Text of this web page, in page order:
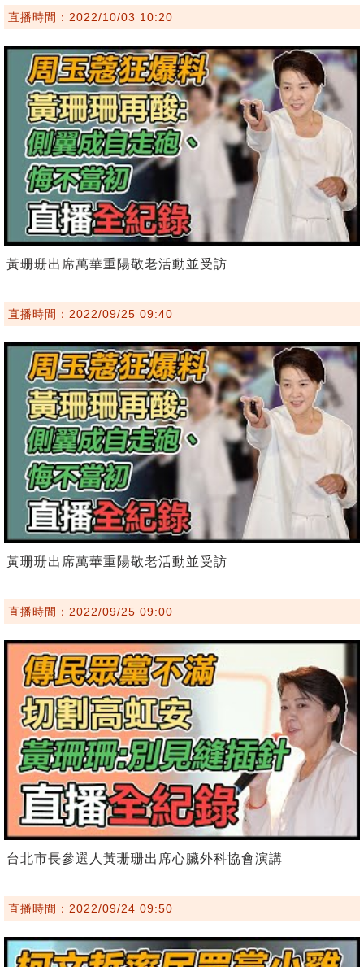
直播時間：2022/10/03 10:20
黃珊珊出席萬華重陽敬老活動並受訪
直播時間：2022/09/25 09:40
黃珊珊出席萬華重陽敬老活動並受訪
直播時間：2022/09/25 09:00
台北市長參選人黃珊珊出席心臟外科協會演講
直播時間：2022/09/24 09:50